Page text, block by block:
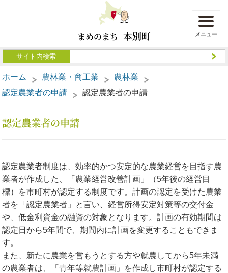
まめのまち 本別町
ホーム 農林業・商工業
農林業
認定農業者の申請
認定農業者の申請
認定農業者の申請
認定農業者制度は、効率的かつ安定的な農業経営を目指す農
業者が作成した、「農業経営改善計画」（5年後の経営目
標）を市町村が認定する制度です。計画の認定を受けた農業
者を「認定農業者」と言い、経営所得安定対策等の交付金
や、低金利資金の融資の対象となります。計画の有効期間は
認定日から5年間で、期間内に計画を変更することもできま
す。
また、新たに農業を営もうとする方や就農してから5年未満
の農業者は、「青年等就農計画」を作成し市町村が認定する